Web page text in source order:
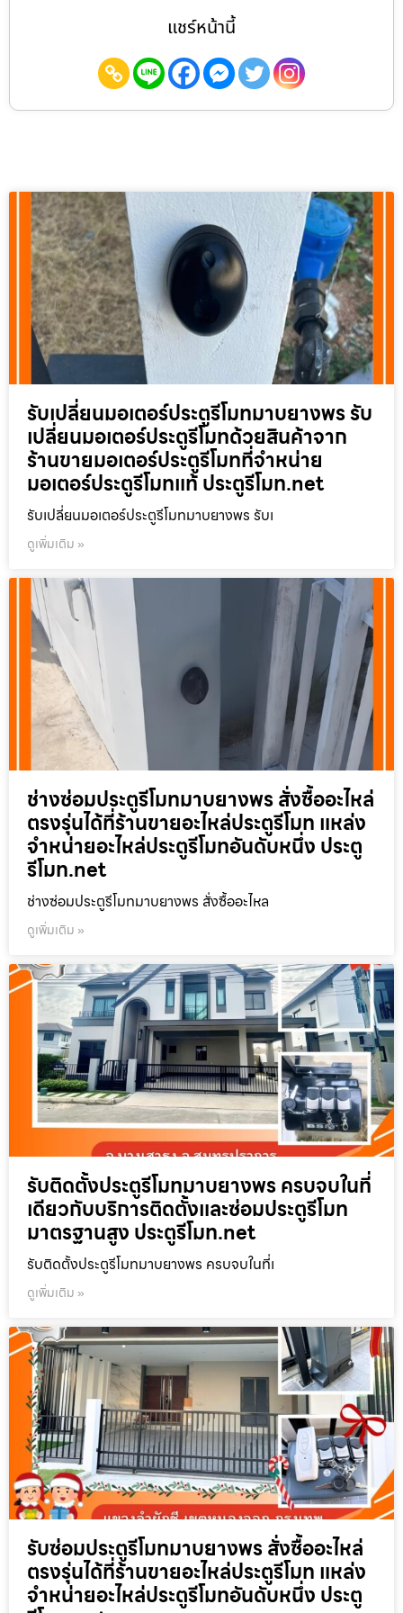
แชร์หน้านี้
รับเปลี่ยนมอเตอร์ประตูรีโมทมาบยางพร รับ
เปลี่ยนมอเตอร์ประตูรีโมทด้วยสินค้าจาก
ร้านขายมอเตอร์ประตูรีโมทที่จำหน่าย
มอเตอร์ประตูรีโมทแท้ ประตูรีโมท.net
รับเปลี่ยนมอเตอร์ประตูรีโมทมาบยางพร รับเ
ดูเพิ่มเติม »
ช่างซ่อมประตูรีโมทมาบยางพร สั่งซื้ออะไหล่
ตรงรุ่นได้ที่ร้านขายอะไหล่ประตูรีโมท แหล่ง
จำหน่ายอะไหล่ประตูรีโมทอันดับหนึ่ง ประตู
รีโมท.net
ช่างซ่อมประตูรีโมทมาบยางพร สั่งซื้ออะไหล
ดูเพิ่มเติม »
รับติดตั้งประตูรีโมทมาบยางพร ครบจบในที่
เดียวกับบริการติดตั้งและซ่อมประตูรีโมท
มาตรฐานสูง ประตูรีโมท.net
รับติดตั้งประตูรีโมทมาบยางพร ครบจบในที่เ
ดูเพิ่มเติม »
รับซ่อมประตูรีโมทมาบยางพร สั่งซื้ออะไหล่
ตรงรุ่นได้ที่ร้านขายอะไหล่ประตูรีโมท แหล่ง
จำหน่ายอะไหล่ประตูรีโมทอันดับหนึ่ง ประตู